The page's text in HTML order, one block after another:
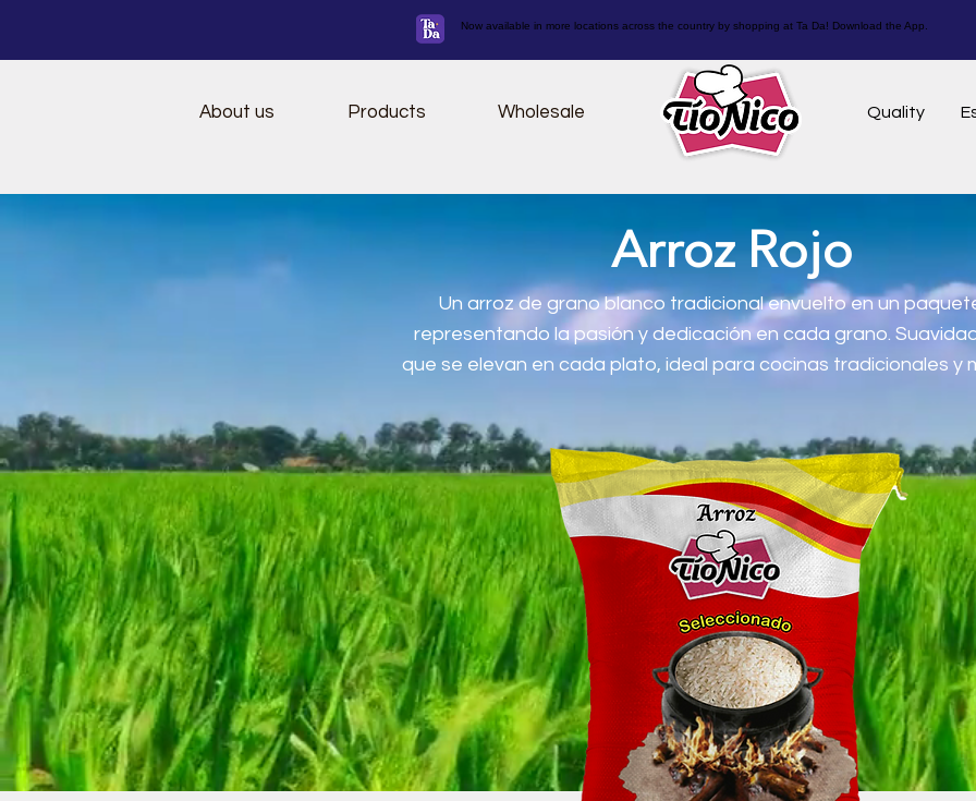
Now available in more locations across the country by shopping at Ta Da! Download the App.
Quality
About us Products Wholesale
Arroz Rojo
Un arroz de grano blanco tradicional envuelto en un
representando la pasión y dedicación en cada grano.
que se elevan en cada plato, ideal para cocinas tradicionales y